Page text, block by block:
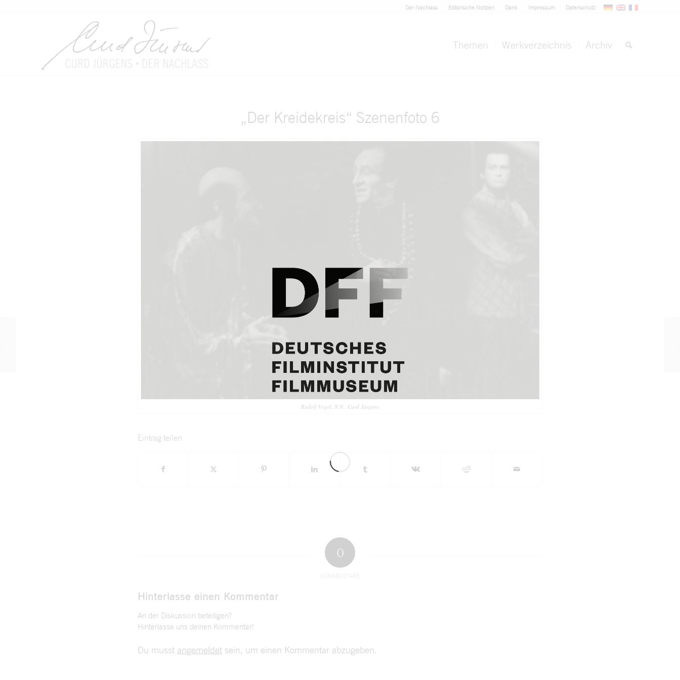
Der Nachlass Editorische Notizen Dank Impressum Datenschutz
Themen Werkverzeichnis Archiv
„Der Kreidekreis“ Szenenfoto 6
Rudolf Vogel, N.N., Curd Jürgens
Eintrag teilen
0
Hinterlasse einen Kommentar
An der Diskussion beteiligen?
Hinterlasse uns deinen Kommentar!
Du musst angemeldet sein, um einen Kommentar abzugeben.